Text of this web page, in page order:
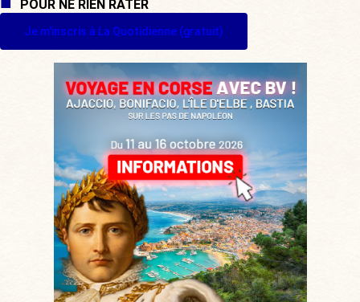
POUR NE RIEN RATER
Je m'inscris à La Quotidienne (gratuit)